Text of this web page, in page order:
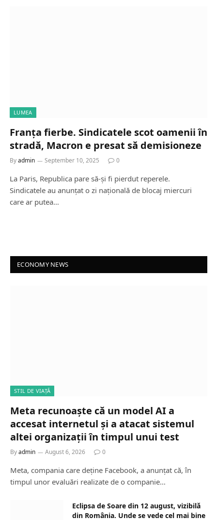
LUMEA
Franța fierbe. Sindicatele scot oamenii în
stradă, Macron e presat să demisioneze
Byadmin September 10, 2025 0
La Paris, Republica pare să-și fi pierdut reperele.
Sindicatele au anunțat o zi națională de blocaj miercuri
care ar putea…
ECONOMY NEWS
STIL DE VIAȚĂ
Meta recunoaște că un model AI a
accesat internetul și a atacat sistemul
altei organizații în timpul unui test
Byadmin August 6, 2026 0
Meta, compania care deține Facebook, a anunțat că, în
timpul unor evaluări realizate de o companie…
Eclipsa de Soare din 12 august, vizibilă
din România. Unde se vede cel mai bine